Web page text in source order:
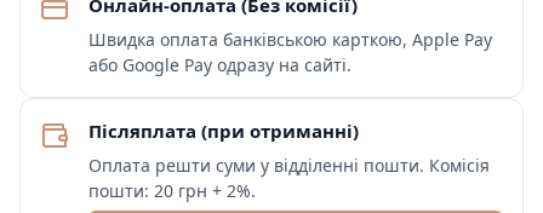
Онлайн-оплата (Без комісії)
Швидка оплата банківською карткою, Apple Pay
або Google Pay одразу на сайті.
Післяплата (при отриманні)
Оплата решти суми у відділенні пошти. Комісія
пошти: 20 грн + 2%.